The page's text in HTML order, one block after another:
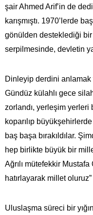
şair Ahmed Arif’in de
karışmıştı. 1970’lerde
gönülden desteklediği
serpilmesinde, devletin
Dinleyip derdini
Gündüz külahlı gece
zorlandı, yerleşim yerleri
koparılıp
baş başa bırakıldılar.
hep birlikte büyük bir
Ağrılı mütefekkir
hatırlayarak millet
Uluslaşma süreci bir